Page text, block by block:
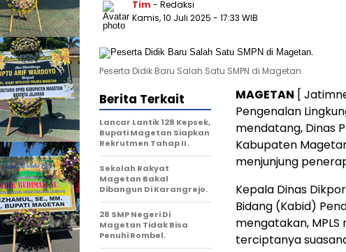
Tim - Redaksi
Kamis, 10 Juli 2025 - 17:33 WIB
Peserta Didik Baru Salah Satu SMPN di Magetan.
MAGETAN [
Pengenalan
mendatang, Dinas
Kabupaten
menjunjung
Kepala Dinas
Bidang (Kabid)
mengatakan,
terciptanya
Berita Terkait
Lancar Lantik 128 Kepsek,
Bupati Magetan Siapkan
Rekrutmen Tahap II.
Sekolah Rakyat
Magetan Bakal
Dibangun Di Karangrejo.
28 SMP Negeri Di
Magetan Tidak Bisa
Penuhi Rombel.